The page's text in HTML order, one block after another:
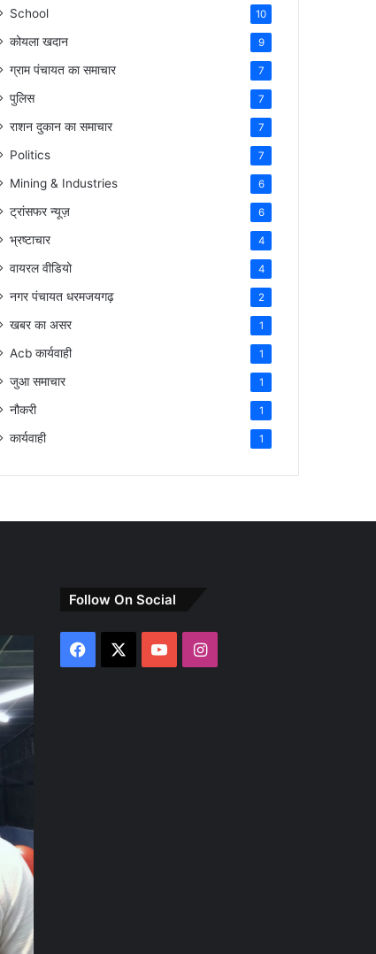
School 10
कोयला खदान 9
ग्राम पंचायत का समाचार 7
पुलिस 7
राशन दुकान का समाचार 7
Politics 7
Mining & Industries 6
ट्रांसफर न्यूज़ 6
भ्रष्टाचार 4
वायरल वीडियो 4
नगर पंचायत धरमजयगढ़ 2
खबर का असर 1
Acb कार्यवाही 1
जुआ समाचार 1
नौकरी 1
कार्यवाही 1
Follow On Social
Facebook YouTubeInstagram